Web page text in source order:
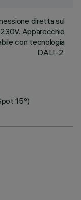
diretta sul
Apparecchio
con tecnologia
DALI-2.
15°)